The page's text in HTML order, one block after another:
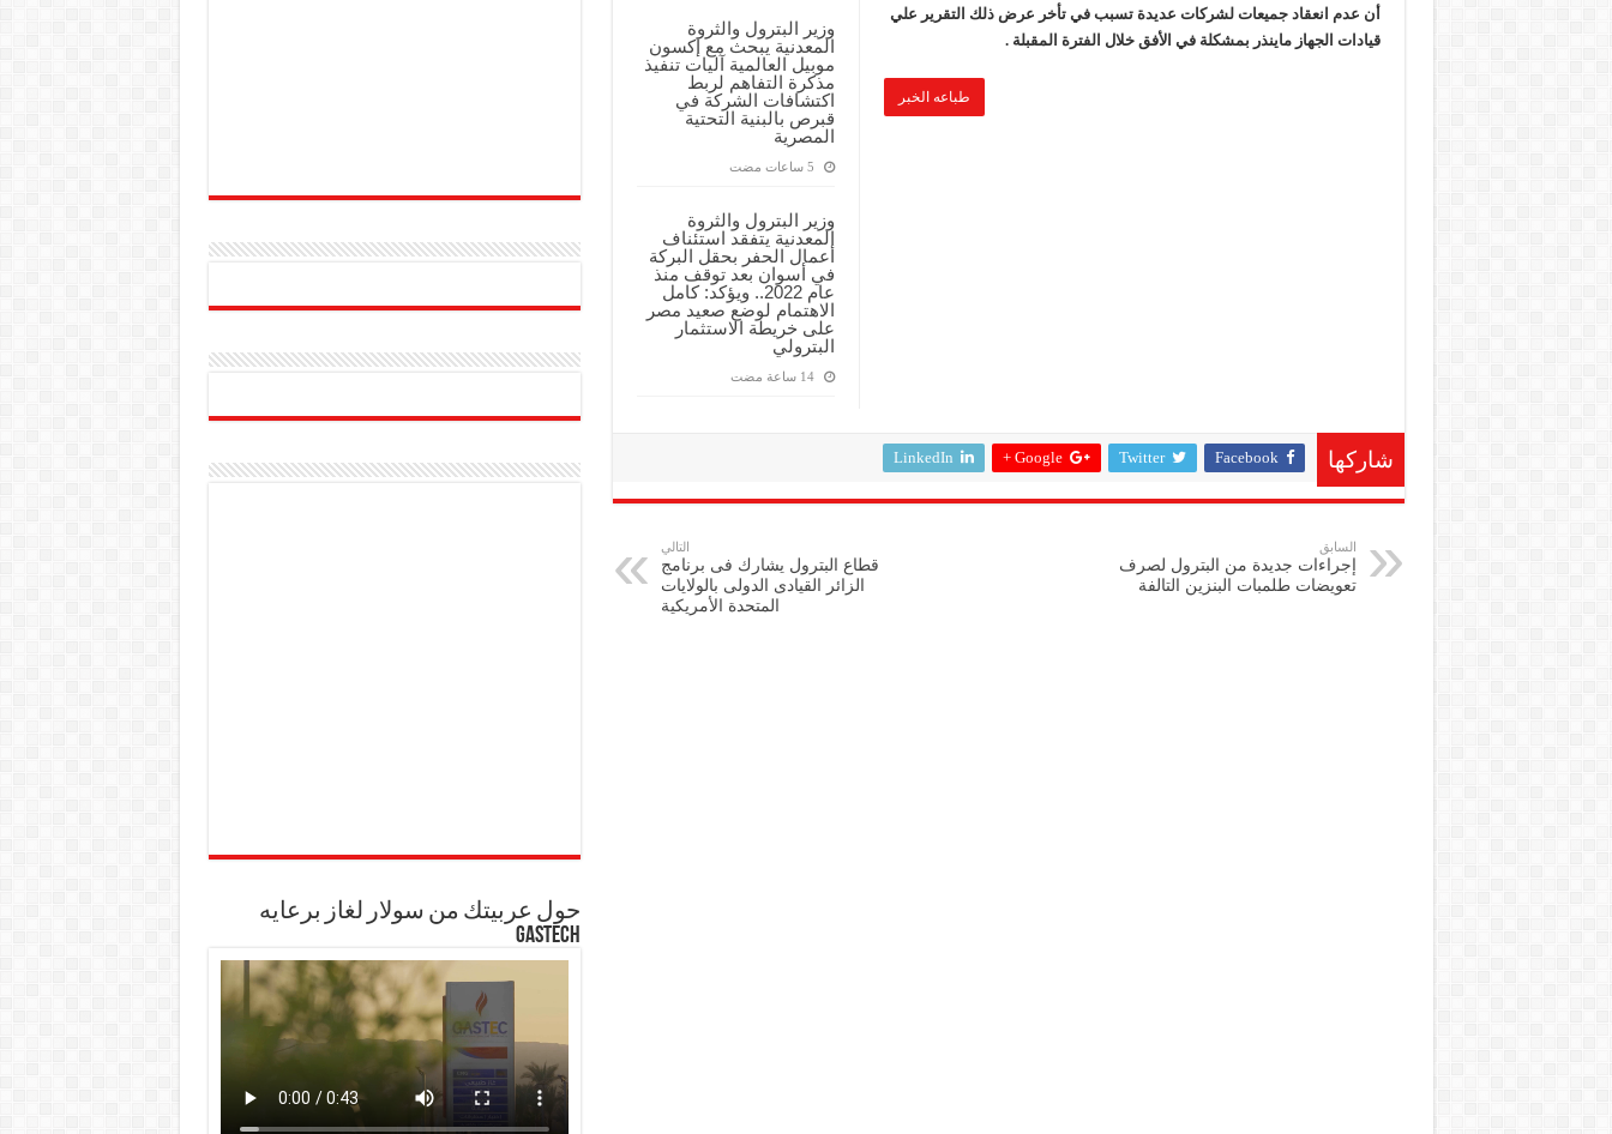
محمود ناجي : لولا جهود الوزارة في عامين كان الغاز وصل 2مليار قدم يوميا
وزير البترول والثروة
المعدنية يبحث مع إكسون
موبيل العالمية آليات تنفيذ
مذكرة التفاهم لربط
اكتشافات الشركة في
قبرص بالبنية التحتية
المصرية
وزير البترول والثروة
المعدنية يتفقد استئناف
أعمال الحفر بحقل البركة
في أسوان بعد توقف منذ
عام 2022.. ويؤكد: كامل
الاهتمام لوضع صعيد مصر
على خريطة الاستثمار
البترولي
‏14 ساعة مضت
أن عدم انعقاد جميعات لشركات عديدة تسبب في تأخر عرض ذلك التقرير علي
قيادات الجهاز ماينذر بمشكلة في الأفق خلال الفترة المقبلة .
طباعه الخبر
شاركها Facebook
Twitter
Google +
LinkedIn
السابق
إجراءات جديدة من البترول لصرف
تعويضات طلمبات البنزين التالفة
التالي
قطاع البترول يشارك فى برنامج
الزائر القيادى الدولى بالولايات
المتحدة الأمريكية
حول عربيتك من سولار لغاز برعايه
GASTECH